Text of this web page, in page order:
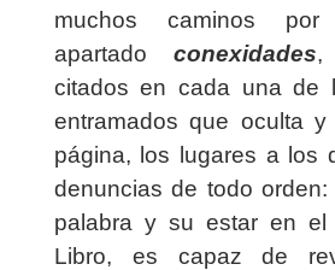
muchos caminos
apartadoconexidades,
citados en cada una de
entramados que oculta y
página, los lugares a los
denuncias de todo
palabra y su estar en el
Libro, es capaz de